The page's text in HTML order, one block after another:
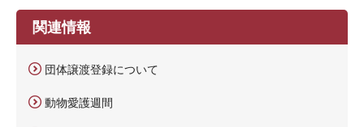
関連情報
団体譲渡登録について
動物愛護週間